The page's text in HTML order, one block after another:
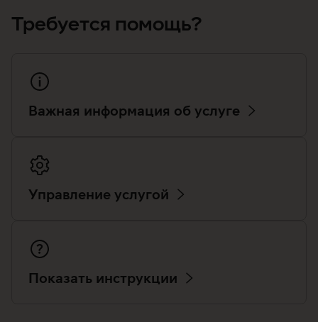
Требуется помощь?
Важная информация об услуге
Управление услугой
Показать инструкции